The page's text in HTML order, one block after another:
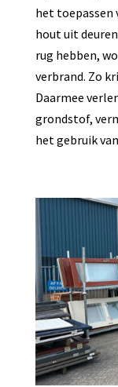
het toepassen
hout uit
rug hebben,
verbrand. Zo
Daarmee
grondstof,
het gebruik